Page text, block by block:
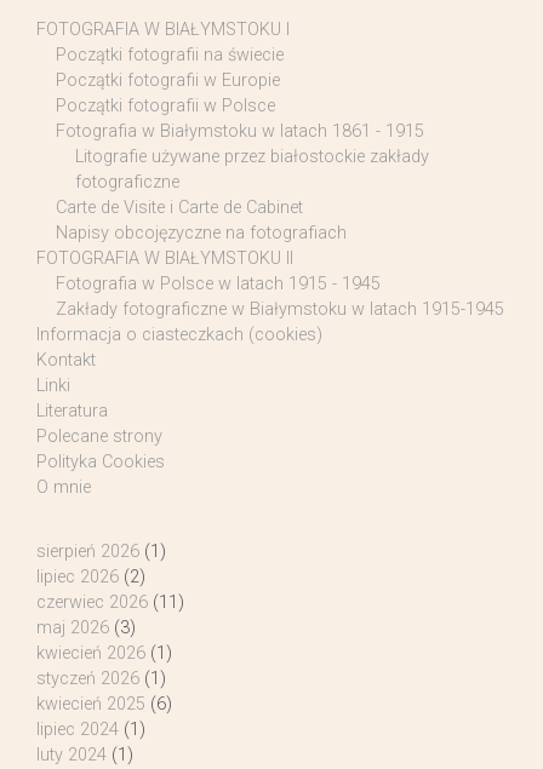
FOTOGRAFIA W BIAŁYMSTOKU I
Początki fotografii na świecie
Początki fotografii w Europie
Początki fotografii w Polsce
Fotografia w Białymstoku w latach 1861 - 1915
Litografie używane przez białostockie zakłady
fotograficzne
Carte de Visite i Carte de Cabinet
Napisy obcojęzyczne na fotografiach
FOTOGRAFIA W BIAŁYMSTOKU II
Fotografia w Polsce w latach 1915 - 1945
Zakłady fotograficzne w Białymstoku w latach 1915-1945
Informacja o ciasteczkach (cookies)
Kontakt
Linki
Literatura
Polecane strony
Polityka Cookies
O mnie
sierpień 2026 (1)
lipiec 2026 (2)
czerwiec 2026 (11)
maj 2026 (3)
kwiecień 2026 (1)
styczeń 2026 (1)
kwiecień 2025 (6)
lipiec 2024 (1)
luty 2024 (1)